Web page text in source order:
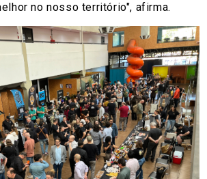
no nosso território", afirma.